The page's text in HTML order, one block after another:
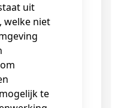
uit
welke niet
te